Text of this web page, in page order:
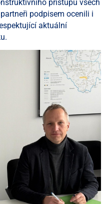
přístupu všech
podpisem ocenili i
aktuální